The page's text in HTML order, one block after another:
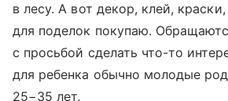
в лесу. А вот декор, клей,
для поделок покупаю.
с просьбой сделать что-то
для ребенка обычно молодые
25−35 лет.